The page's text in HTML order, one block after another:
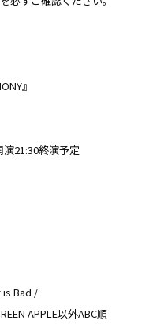
』
演21:30終演予定
is Bad /
APPLE以外ABC順